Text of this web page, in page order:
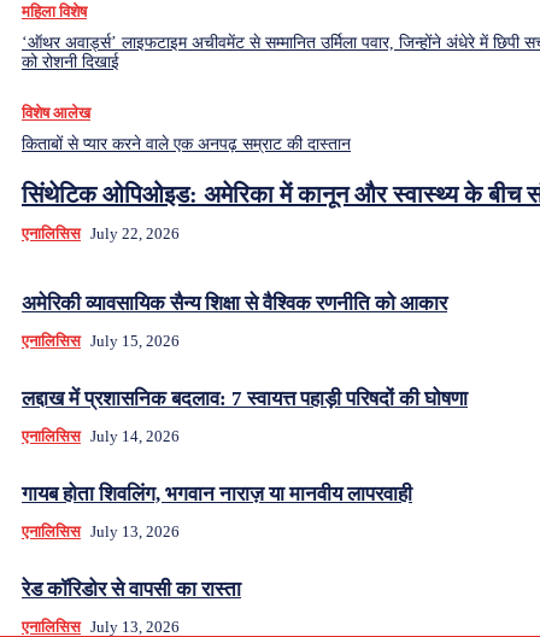
महिला विशेष
‘ऑथर अवार्ड्स’ लाइफटाइम अचीवमेंट से सम्मानित उर्मिला पवार, जिन्होंने अंधेरे में छिपी
को रोशनी दिखाई
विशेष आलेख
किताबों से प्यार करने वाले एक अनपढ़ सम्राट की दास्तान
सिंथेटिक ओपिओइड: अमेरिका में कानून और स्वास्थ्य के बीच
एनालिसिस July 22, 2026
अमेरिकी व्यावसायिक सैन्य शिक्षा से वैश्विक रणनीति को आकार
एनालिसिस July 15, 2026
लद्दाख में प्रशासनिक बदलाव: 7 स्वायत्त पहाड़ी परिषदों की घोषणा
एनालिसिस July 14, 2026
गायब होता शिवलिंग, भगवान नाराज़ या मानवीय लापरवाही
एनालिसिस July 13, 2026
रेड कॉरिडोर से वापसी का रास्ता
एनालिसिस July 13, 2026